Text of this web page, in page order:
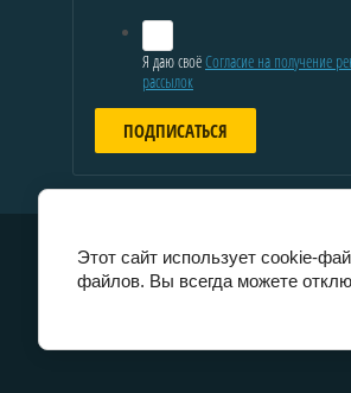
Я даю своёСогласие на получение
рассылок
ПОДПИСАТЬСЯ
Этот сайт использует cookie-
файлов. Вы всегда можете